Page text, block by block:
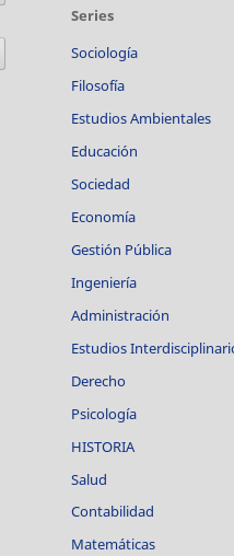
Series
Sociología
Filosofía
Estudios Ambientales
Educación
Sociedad
Economía
Gestión Pública
Ingeniería
Administración
Estudios
Derecho
Psicología
HISTORIA
Salud
Contabilidad
Matemáticas